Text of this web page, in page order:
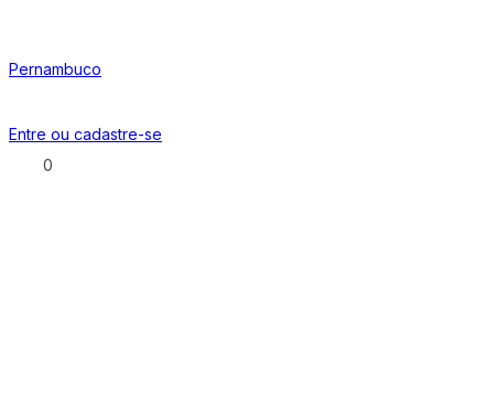
Pernambuco
Entre ou cadastre-se
0